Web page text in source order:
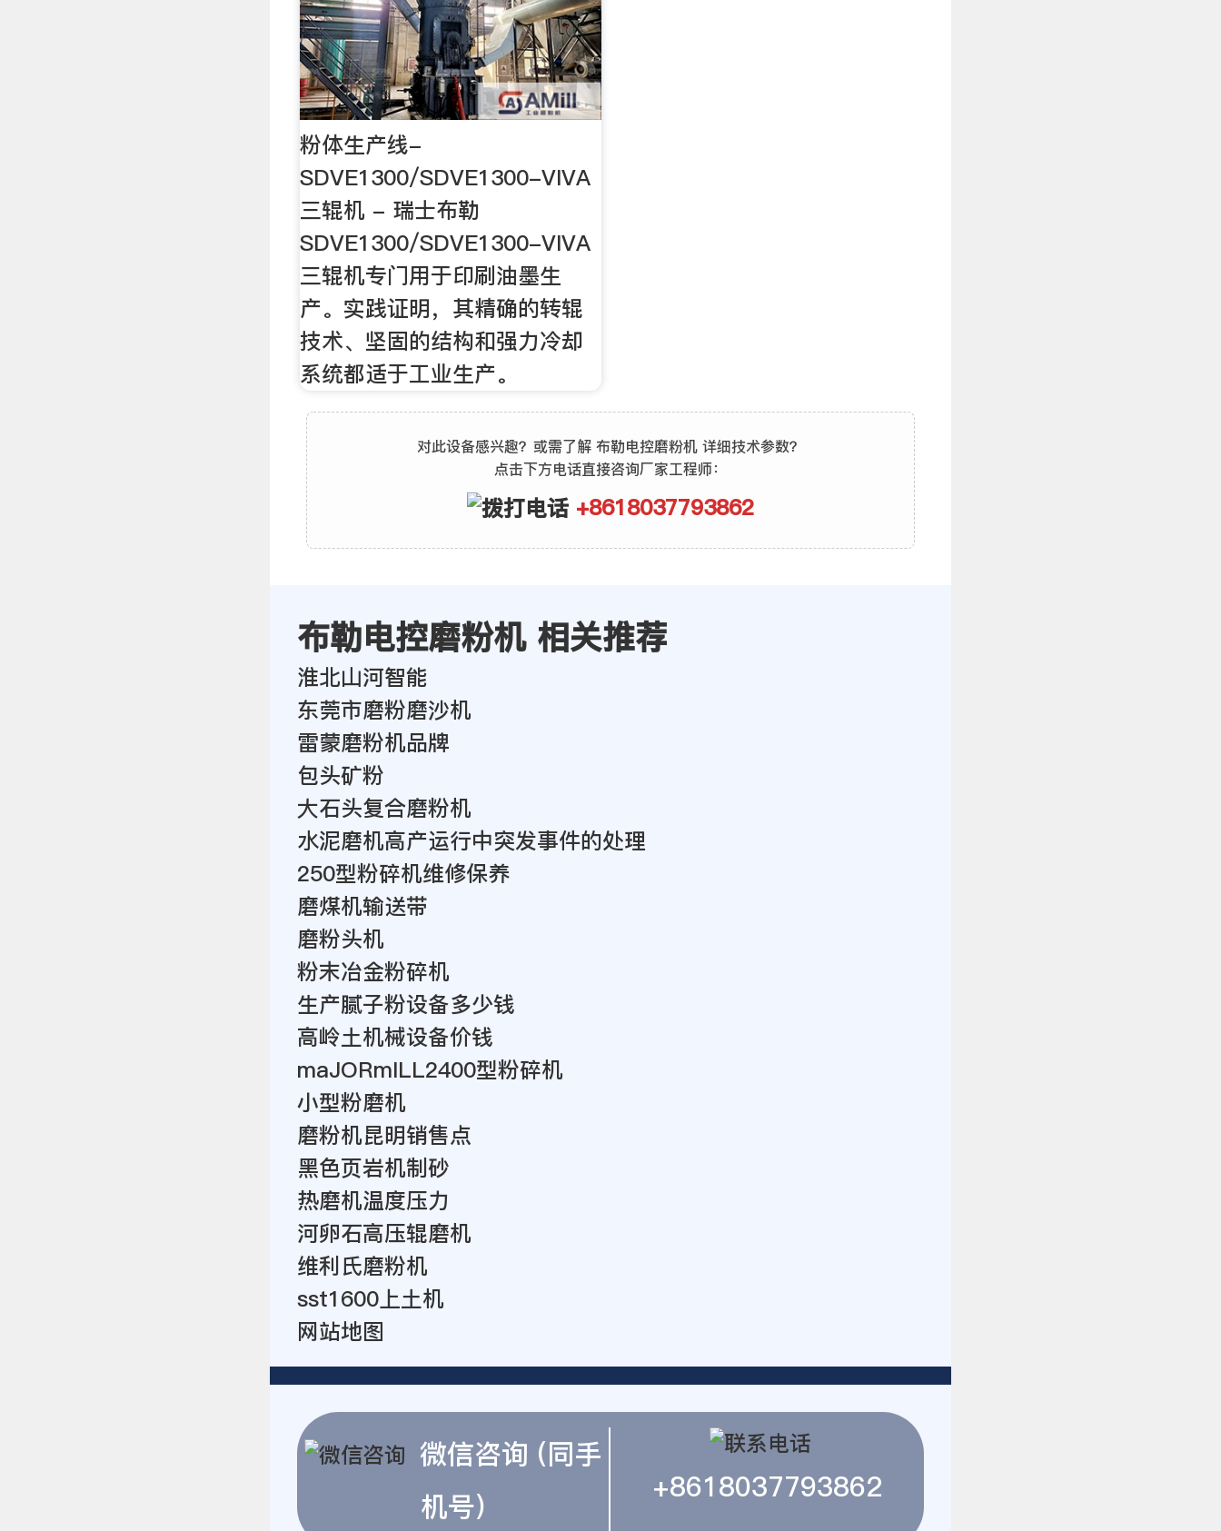
粉体生产线-
SDVE1300/SDVE1300-VIVA
三辊机 - 瑞士布勒
SDVE1300/SDVE1300-VIVA
三辊机专门用于印刷油墨生
产。实践证明，其精确的转辊
技术、坚固的结构和强力冷却
系统都适于工业生产。
对此设备感兴趣？或需了解 布勒电控磨粉机 详细技术参数？
点击下方电话直接咨询厂家工程师：
+8618037793862
布勒电控磨粉机 相关推荐
淮北山河智能
东莞市磨粉磨沙机
雷蒙磨粉机品牌
包头矿粉
大石头复合磨粉机
水泥磨机高产运行中突发事件的处理
250型粉碎机维修保养
磨煤机输送带
磨粉头机
粉末冶金粉碎机
生产腻子粉设备多少钱
高岭土机械设备价钱
maJORmILL2400型粉碎机
小型粉磨机
磨粉机昆明销售点
黑色页岩机制砂
热磨机温度压力
河卵石高压辊磨机
维利氏磨粉机
sst1600上土机
网站地图
微信咨询 (同手
机号)
+8618037793862